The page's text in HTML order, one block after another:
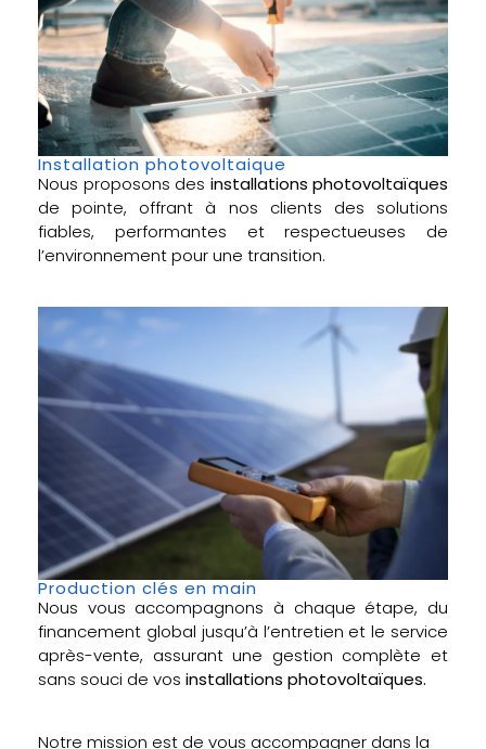
Installation photovoltaique
Nous proposons des installations photovoltaïques
de pointe, offrant à nos clients des solutions
fiables, performantes et respectueuses de
l’environnement pour une transition.
Production clés en main
Nous vous accompagnons à chaque étape, du
financement global jusqu’à l’entretien et le service
après-vente, assurant une gestion complète et
sans souci de vos installations photovoltaïques.
Notre mission est de vous accompagner dans la